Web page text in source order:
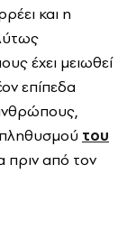
και η
έχει μειωθεί
επίπεδα
του
πριν από τον